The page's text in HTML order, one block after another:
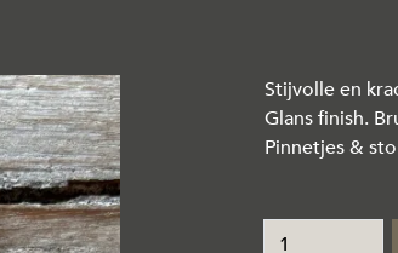
Stijvolle en
Glans finish.
Pinnetjes &